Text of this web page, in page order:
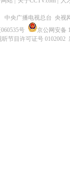
中央广播电视总台 央视
号
京公网安备
听节目许可证号 0102002